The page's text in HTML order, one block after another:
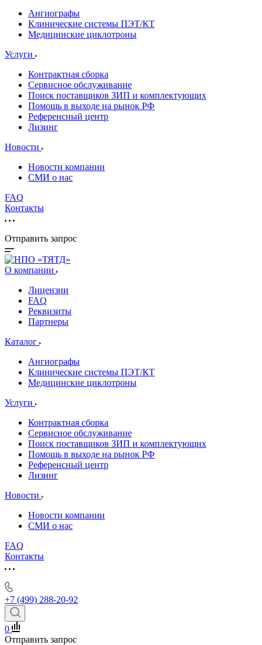
Ангиографы
Клинические системы ПЭТ/КТ
Медицинские циклотроны
Услуги
Контрактная сборка
Сервисное обслуживание
Поиск поставщиков ЗИП и комплектующих
Помощь в выходе на рынок РФ
Референсный центр
Лизинг
Новости
Новости компании
СМИ о нас
FAQ
Контакты
Отправить запрос
О компании
Лицензии
FAQ
Реквизиты
Партнеры
Каталог
Ангиографы
Клинические системы ПЭТ/КТ
Медицинские циклотроны
Услуги
Контрактная сборка
Сервисное обслуживание
Поиск поставщиков ЗИП и комплектующих
Помощь в выходе на рынок РФ
Референсный центр
Лизинг
Новости
Новости компании
СМИ о нас
FAQ
Контакты
+7 (499) 288-20-92
0
Отправить запрос